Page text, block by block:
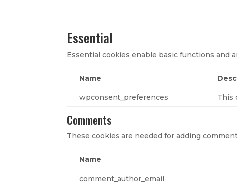
Essential
Essential cookies enable basic functions and
Name
wpconsent_preferences This
Comments
These cookies are needed for adding
Name
comment_author_email